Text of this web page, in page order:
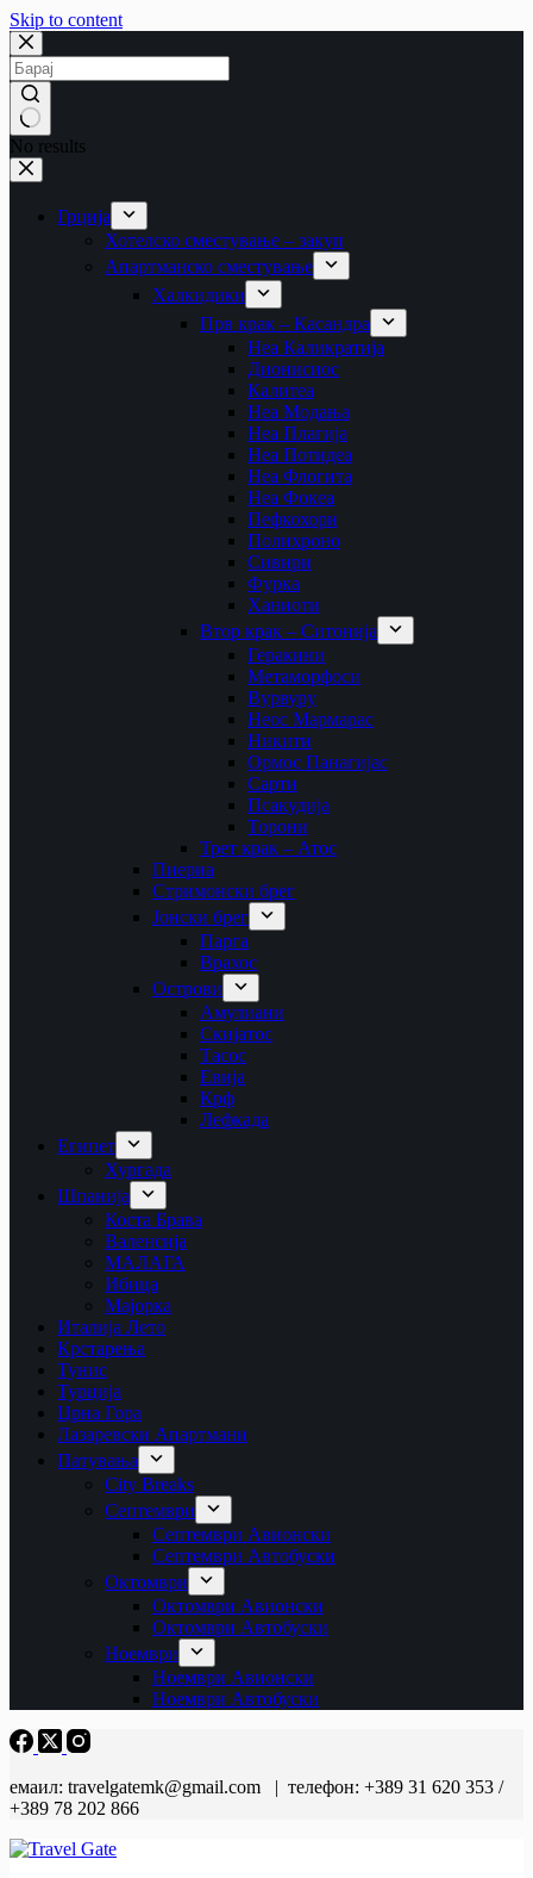
Skip to content
No results
Грција
Хотелско сместување – закуп
Апартманско сместување
Халкидики
Прв крак – Касандра
Неа Каликратија
Дионисиос
Калитеа
Неа Модања
Неа Плагија
Неа Потидеа
Неа Флогита
Неа Фокеа
Пефкохори
Полихроно
Сивири
Фурка
Ханиоти
Втор крак – Ситонија
Геракини
Метаморфоси
Вурвуру
Неос Мармарас
Никити
Ормос Панагијас
Сарти
Псакудија
Торони
Трет крак – Атос
Пиериа
Стримонски брег
Јонски брег
Парга
Врахос
Острови
Амулиани
Скијатос
Тасос
Евија
Крф
Лефкада
Египет
Хургада
Шпанија
Коста Брава
Валенсија
МАЛАГА
Ибица
Мајорка
Италија Лето
Крстарења
Тунис
Турција
Црна Гора
Лазаревски Апартмани
Патувања
City Breaks
Септември
Септември Авионски
Септември Автобуски
Октомври
Октомври Авионски
Октомври Автобуски
Ноември
Ноември Авионски
Ноември Автобуски
емаил: travelgatemk@gmail.com | телефон: +389 31 620 353 /
+389 78 202 866